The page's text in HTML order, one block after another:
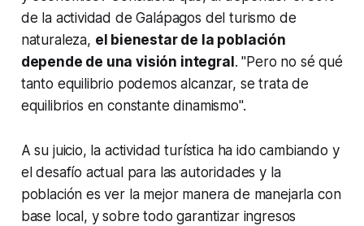
de la actividad de Galápagos del turismo de
naturaleza, el bienestar de la población
depende de una visión integral. "Pero no sé qué
tanto equilibrio podemos alcanzar, se trata de
equilibrios en constante dinamismo".
A su juicio, la actividad turística ha ido cambiando y
el desafío actual para las autoridades y la
población es ver la mejor manera de manejarla con
base local, y sobre todo garantizar ingresos